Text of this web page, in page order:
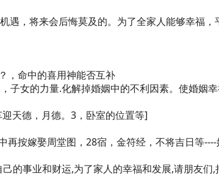
遇，将来会后悔莫及的。为了全家人能够幸福，
，命中的喜用神能否互补
子女的力量.化解掉婚姻中的不利因素。使婚姻
天德，月德。3，卧室的位置等]
按嫁娶周堂图，28宿，金符经，不将吉日等----
的事业和财运,为了家人的幸福和发展,请朋友们,